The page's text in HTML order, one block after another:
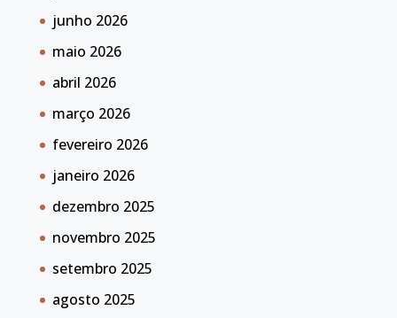
junho 2026
maio 2026
abril 2026
março 2026
fevereiro 2026
janeiro 2026
dezembro 2025
novembro 2025
setembro 2025
agosto 2025